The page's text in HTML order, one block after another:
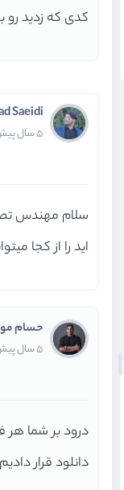
کدی که زدید رو
Saeidi
5 سال پیش
سلام مهندس
اید را از کجا
حسام
5 سال پیش
درود بر شما هر
دانلود قرار دادیم